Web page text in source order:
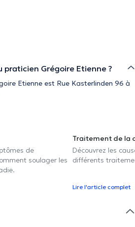
praticien Grégoire Etienne ?
Etienne est Rue Kasterlinden 96 à
de
soulager les
Traitement de la
Découvrez les
différents
Lire l'article complet